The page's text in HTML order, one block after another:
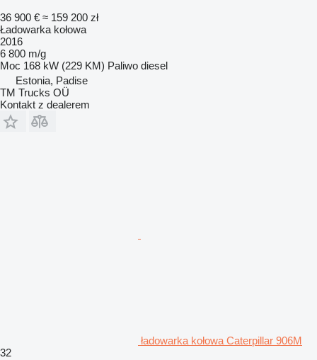
36 900 € ≈ 159 200 zł
Ładowarka kołowa
2016
6 800 m/g
Moc 168 kW (229 KM) Paliwo diesel
Estonia, Padise
TM Trucks OÜ
Kontakt z dealerem
ładowarka kołowa Caterpillar 906M
32